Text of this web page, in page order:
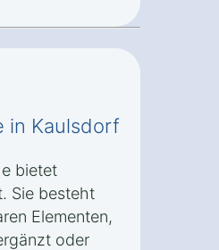
in Kaulsdorf
bietet
Sie besteht
Elementen,
oder